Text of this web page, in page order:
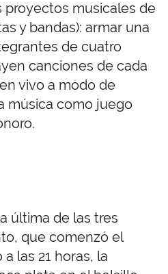
proyectos musicales de
y bandas): armar una
de cuatro
canciones de cada
vivo a modo de
música como juego
última de las tres
que comenzó el
las 21 horas, la